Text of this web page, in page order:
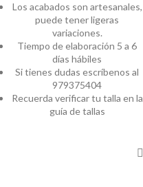
Los acabados son artesanales,
puede tener ligeras
variaciones.
Tiempo de elaboración 5 a 6
días hábiles
Si tienes dudas escríbenos al
979375404
Recuerda verificar tu talla en la
guía de tallas